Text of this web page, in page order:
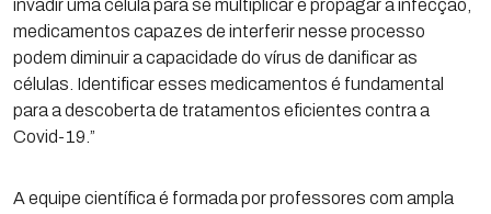
invadir uma célula para se multiplicar e propagar a infecção,
medicamentos capazes de interferir nesse processo
podem diminuir a capacidade do vírus de danificar as
células. Identificar esses medicamentos é fundamental
para a descoberta de tratamentos eficientes contra a
Covid-19.”
A equipe científica é formada por professores com ampla